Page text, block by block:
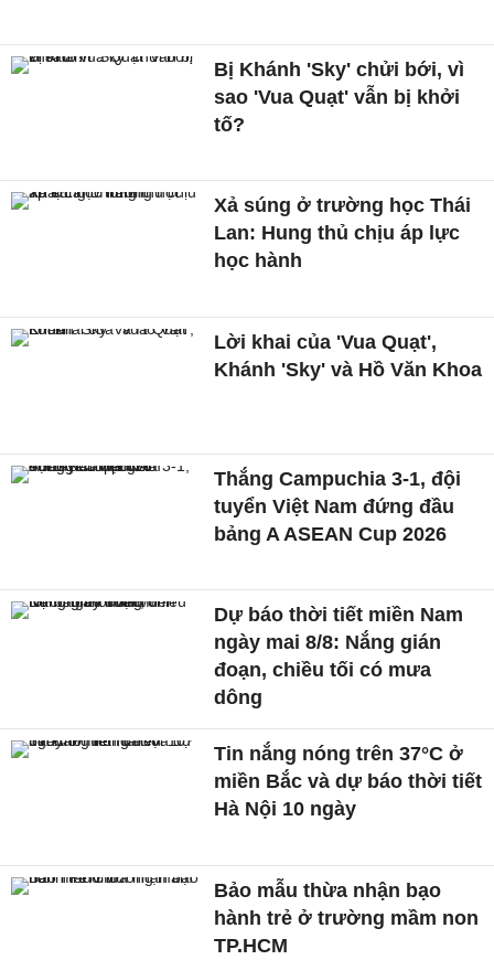
Bị Khánh 'Sky' chửi bới, vì
sao 'Vua Quạt' vẫn bị khởi
tố?
Xả súng ở trường học Thái
Lan: Hung thủ chịu áp lực
học hành
Lời khai của 'Vua Quạt',
Khánh 'Sky' và Hồ Văn Khoa
Thắng Campuchia 3-1, đội
tuyển Việt Nam đứng đầu
bảng A ASEAN Cup 2026
Dự báo thời tiết miền Nam
ngày mai 8/8: Nắng gián
đoạn, chiều tối có mưa
dông
Tin nắng nóng trên 37°C ở
miền Bắc và dự báo thời tiết
Hà Nội 10 ngày
Bảo mẫu thừa nhận bạo
hành trẻ ở trường mầm non
TP.HCM